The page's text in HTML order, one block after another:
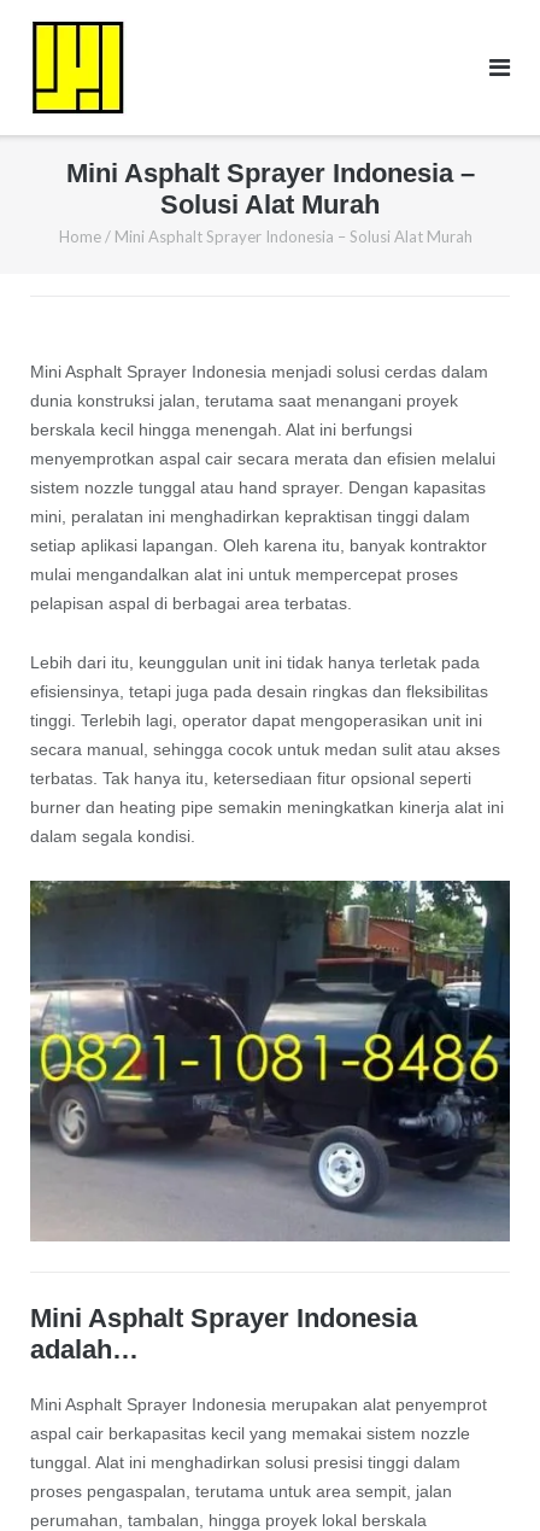
Mini Asphalt Sprayer Indonesia –
Solusi Alat Murah
Home / Mini Asphalt Sprayer Indonesia – Solusi Alat Murah
Mini Asphalt Sprayer Indonesia menjadi solusi cerdas dalam
dunia konstruksi jalan, terutama saat menangani proyek
berskala kecil hingga menengah. Alat ini berfungsi
menyemprotkan aspal cair secara merata dan efisien melalui
sistem nozzle tunggal atau hand sprayer. Dengan kapasitas
mini, peralatan ini menghadirkan kepraktisan tinggi dalam
setiap aplikasi lapangan. Oleh karena itu, banyak kontraktor
mulai mengandalkan alat ini untuk mempercepat proses
pelapisan aspal di berbagai area terbatas.
Lebih dari itu, keunggulan unit ini tidak hanya terletak pada
efisiensinya, tetapi juga pada desain ringkas dan fleksibilitas
tinggi. Terlebih lagi, operator dapat mengoperasikan unit ini
secara manual, sehingga cocok untuk medan sulit atau akses
terbatas. Tak hanya itu, ketersediaan fitur opsional seperti
burner dan heating pipe semakin meningkatkan kinerja alat ini
dalam segala kondisi.
Mini Asphalt Sprayer Indonesia
adalah…
Mini Asphalt Sprayer Indonesia merupakan alat penyemprot
aspal cair berkapasitas kecil yang memakai sistem nozzle
tunggal. Alat ini menghadirkan solusi presisi tinggi dalam
proses pengaspalan, terutama untuk area sempit, jalan
perumahan, tambalan, hingga proyek lokal berskala